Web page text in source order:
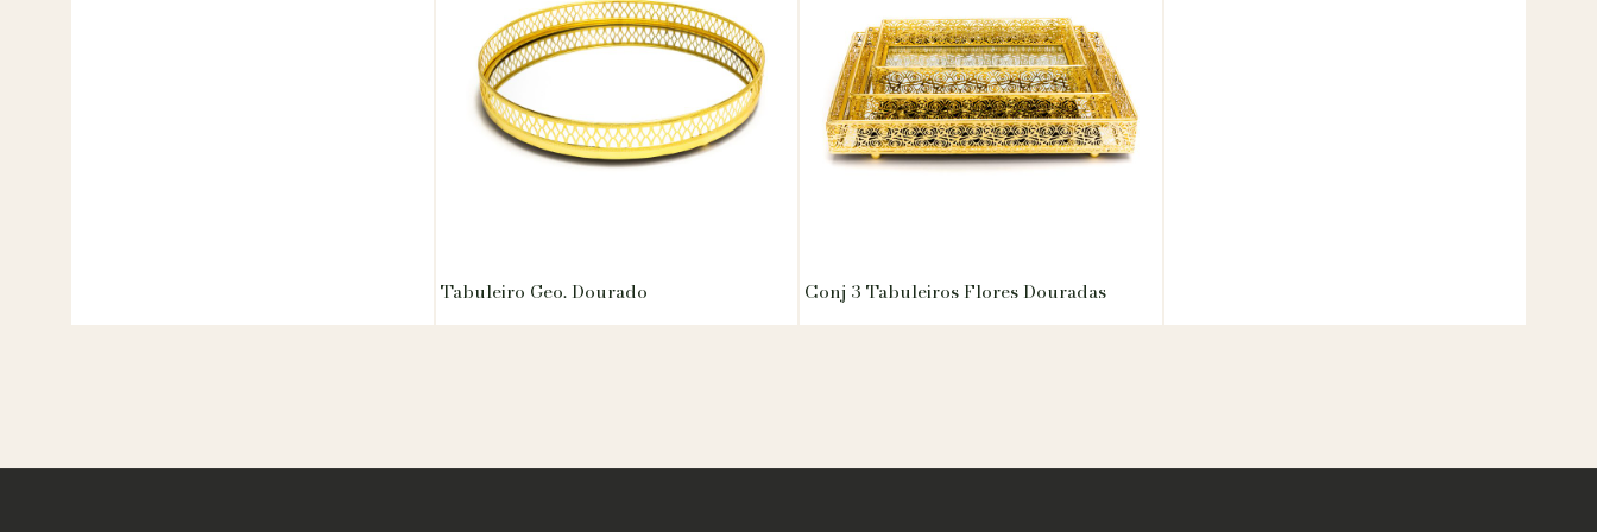
Tabuleiro Geo. Dourado Conj 3 Tabuleiros Flores Douradas